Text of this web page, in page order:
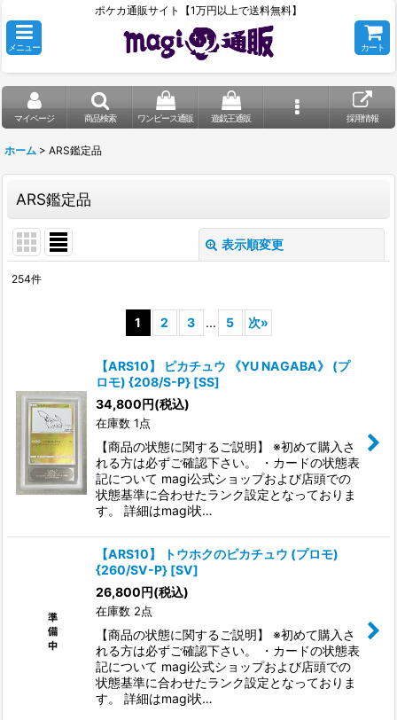
ポケカ通販サイト【1万円以上で送料無料】
メニュー カート
マイページ 商品検索 ワンピース通販 遊戯王通販 採用情報
ホーム > ARS鑑定品
ARS鑑定品
表示順変更
254件
1 2 3 ... 5 次»
【ARS10】 ピカチュウ 《YU NAGABA》 (プ
ロモ) {208/S-P} [SS]
34,800円(税込)
在庫数 1点
【商品の状態に関するご説明】 ※初めて購入さ
れる方は必ずご確認下さい。 ・カードの状態表
記について magi公式ショップおよび店頭での
状態基準に合わせたランク設定となっておりま
す。 詳細はmagi状…
【ARS10】 トウホクのピカチュウ (プロモ)
{260/SV-P} [SV]
26,800円(税込)
在庫数 2点
【商品の状態に関するご説明】 ※初めて購入さ
れる方は必ずご確認下さい。 ・カードの状態表
記について magi公式ショップおよび店頭での
状態基準に合わせたランク設定となっておりま
す。 詳細はmagi状…